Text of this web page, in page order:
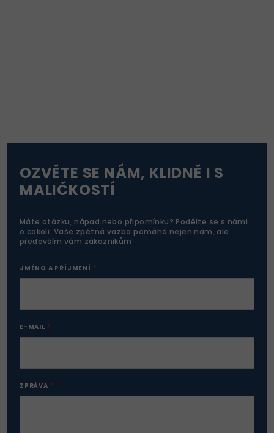
OZVĚTE SE NÁM, KLIDNĚ I S
MALIČKOSTÍ
Máte otázku, nápad nebo připomínku? Podělte se s námi
o cokoli. Vaše zpětná vazba pomáhá nejen nám, ale
především vám zákazníkům
JMÉNO A PŘÍJMENÍ
E-MAIL
ZPRÁVA